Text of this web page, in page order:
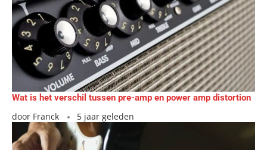
Wat is het verschil tussen pre-amp en power amp distortion
door Franck 5 jaar geleden